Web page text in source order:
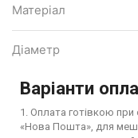
Матеріал
Діаметр
Варіанти
1. Оплата готівкою при
«Нова Пошта», для